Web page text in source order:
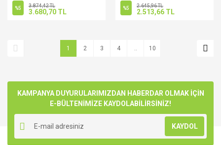
%5 3.874,42 TL
3.680,70 TL %5 2.645,96 TL
2.513,66 TL
1 2 3 4 .. 10
KAMPANYA DUYURULARIMIZDAN HABERDAR OLMAK İÇİN
E-BÜLTENİMİZE KAYDOLABİLİRSİNİZ!
KAYDOL